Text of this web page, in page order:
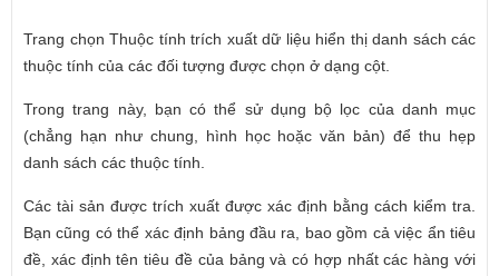
Trang chọn Thuộc tính trích xuất dữ liệu hiển thị danh sách các
thuộc tính của các đối tượng được chọn ở dạng cột.
Trong trang này, bạn có thể sử dụng bộ lọc của danh mục
(chẳng hạn như chung, hình học hoặc văn bản) để thu hẹp
danh sách các thuộc tính.
Các tài sản được trích xuất được xác định bằng cách kiểm tra.
Bạn cũng có thể xác định bảng đầu ra, bao gồm cả việc ẩn tiêu
đề, xác định tên tiêu đề của bảng và có hợp nhất các hàng với